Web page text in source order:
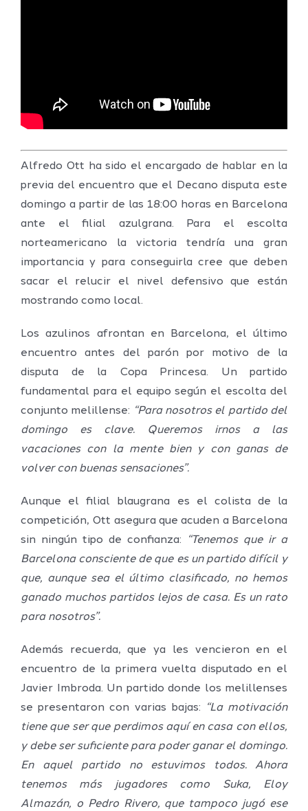
Alfredo Ott ha sido el encargado de hablar en la
previa del encuentro que el Decano disputa este
domingo a partir de las 18:00 horas en Barcelona
ante el filial azulgrana. Para el escolta
norteamericano la victoria tendría una gran
importancia y para conseguirla cree que deben
sacar el relucir el nivel defensivo que están
mostrando como local.
Los azulinos afrontan en Barcelona, el último
encuentro antes del parón por motivo de la
disputa de la Copa Princesa. Un partido
fundamental para el equipo según el escolta del
conjunto melillense: “Para nosotros el partido del
domingo es clave. Queremos irnos a las
vacaciones con la mente bien y con ganas de
volver con buenas sensaciones”.
Aunque el filial blaugrana es el colista de la
competición, Ott asegura que acuden a Barcelona
sin ningún tipo de confianza:
“Tenemos que ir a
Barcelona consciente de que es un partido difícil y
que, aunque sea el último clasificado, no hemos
ganado muchos partidos lejos de casa. Es un rato
para nosotros”.
Además recuerda, que ya les vencieron en el
encuentro de la primera vuelta disputado en el
Javier Imbroda. Un partido donde los melillenses
se presentaron con varias bajas:
“La motivación
tiene que ser que perdimos aquí en casa con ellos,
y debe ser suficiente para poder ganar el domingo.
En aquel partido no estuvimos todos. Ahora
tenemos más jugadores como Suka, Eloy
Almazán, o Pedro Rivero, que tampoco jugó ese